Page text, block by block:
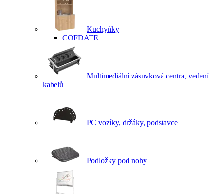
Kuchyňky
COFDATE
Multimediální zásuvková centra, vedení
kabelů
PC vozíky, držáky, podstavce
Podložky pod nohy